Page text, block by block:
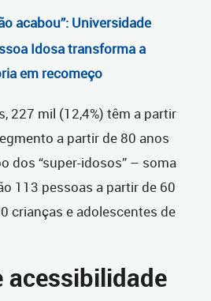
acabou”: Universidade
Idosa transforma a
em recomeço
227 mil (12,4%) têm a partir
a partir de 80 anos
dos “super-idosos” – soma
113 pessoas a partir de 60
crianças e adolescentes de
acessibilidade